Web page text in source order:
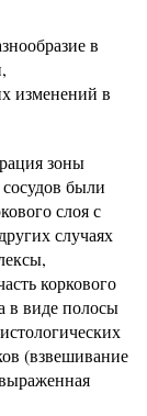
в
изменений в
зоны
были
слоя с
случаях
коркового
в виде полосы
(взвешивание